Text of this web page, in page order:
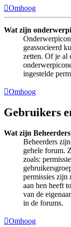
Omhoog
Wat zijn
geassocieerd
zetten. Of je al
ingestelde
Omhoog
Gebruikers
Wat zijn
Beheerders
gehele forum.
zoals:
permissies zijn
aan hen heeft
van de
in de forums.
Omhoog